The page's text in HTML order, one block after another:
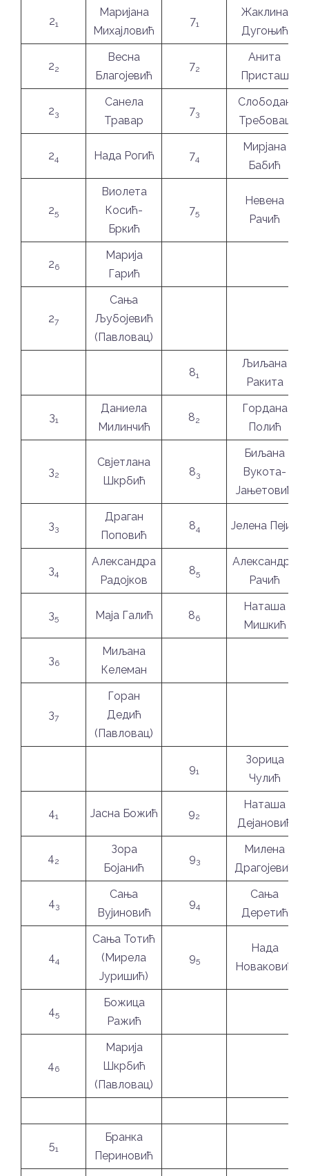
21
Маријана
Михајловић
71
Жаклина
Дугоњић
22
Весна
Благојевић
72
Анита
Присташ
23
Санела
Травар
73
Слободан
Требовац
24 Нада Рогић 74
Мирјана
Бабић
25
Виолета
Косић-
Бркић
75
Невена
Рачић
26
Марија
Гарић
27
Сања
Љубојевић
(Павловац)
81
Љиљана
Ракита
31
Даниела
Милинчић
82
Гордана
Полић
32
Свјетлана
Шкрбић
83
Биљана
Вукота-
Јањетовић
33
Драган
Поповић
84 Јелена Пејић
34
Александра
Радојков
85
Александра
Рачић
35 Маја Галић 86
Наташа
Мишкић
36
Миљана
Келеман
37
Горан
Дедић
(Павловац)
91
Зорица
Чулић
41 Јасна Божић 92
Наташа
Дејановић
42
Зора
Бојанић
93
Милена
Драгојевић
43
Сања
Вујиновић
94
Сања
Деретић
44
Сања Тотић
(Мирела
Јуришић)
95
Нада
Новаковић
45
Божица
Ражић
46
Марија
Шкрбић
(Павловац)
51
Бранка
Периновић